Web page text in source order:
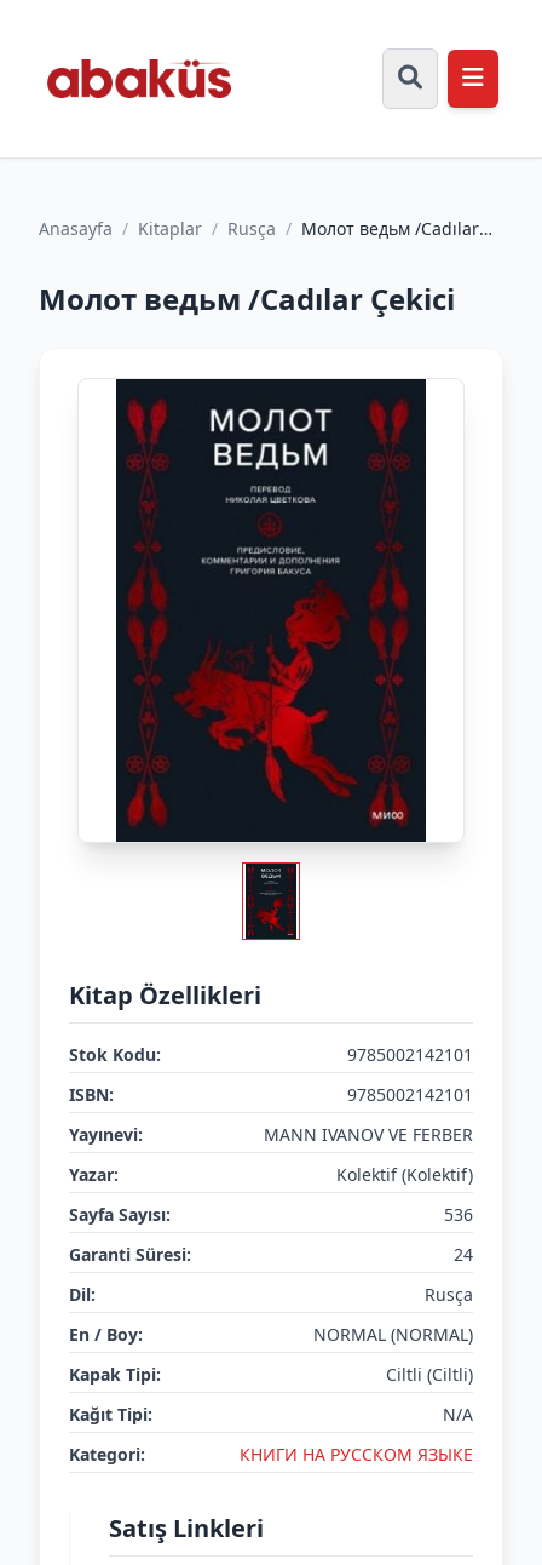
Anasayfa / Kitaplar / Rusça / Молот ведьм /Cadılar
Молот ведьм /Cadılar Çekici
Kitap Özellikleri
Stok Kodu:
9785002142101
ISBN:
9785002142101
Yayınevi:
MANN IVANOV VE FERBER
Yazar:
Kolektif (Kolektif)
Sayfa Sayısı:
536
Garanti Süresi:
24
Dil:
Rusça
En / Boy:
NORMAL (NORMAL)
Kapak Tipi:
Ciltli (Ciltli)
Kağıt Tipi:
N/A
Kategori:
КНИГИ НА РУССКОМ ЯЗЫКЕ
Satış Linkleri